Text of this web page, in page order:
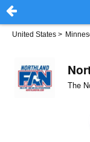
United States >
The